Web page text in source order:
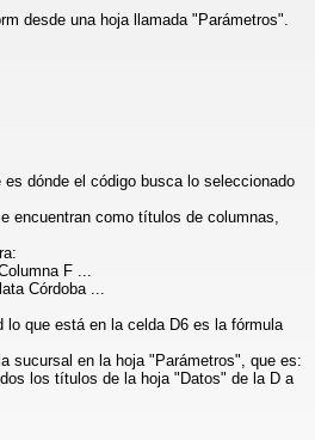
desde una hoja llamada "Parámetros".
dónde el código busca lo seleccionado
encuentran como títulos de columnas,
F ...
Córdoba ...
lo que está en la celda D6 es la fórmula
sucursal en la hoja "Parámetros", que es:
los títulos de la hoja "Datos" de la D a